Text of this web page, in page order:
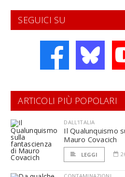
SEGUICI SU
ARTICOLI PIÙ POPOLARI
DALL'ITALIA
Il Qualunquismo
Mauro Covacich
LEGGI